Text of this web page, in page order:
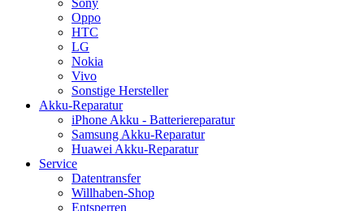
Sony
Oppo
HTC
LG
Nokia
Vivo
Sonstige Hersteller
Akku-Reparatur
iPhone Akku - Batteriereparatur
Samsung Akku-Reparatur
Huawei Akku-Reparatur
Service
Datentransfer
Willhaben-Shop
Entsperren